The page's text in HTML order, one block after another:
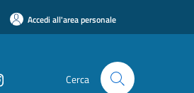
Accedi all'area personale
Cerca